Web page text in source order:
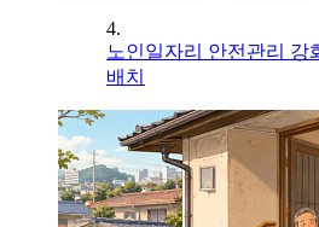
4.
노인일자리 안전관리 강
배치